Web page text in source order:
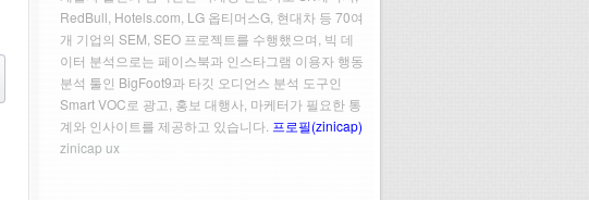
RedBull, Hotels.com, LG 옵티머스G, 현대차 등 70여
개 기업의 SEM, SEO 프로젝트를 수행했으며, 빅 데
이터 분석으로는 페이스북과 인스타그램 이용자 행동
분석 툴인 BigFoot9과 타깃 오디언스 분석 도구인
Smart VOC로 광고, 홍보 대행사, 마케터가 필요한 통
계와 인사이트를 제공하고 있습니다. 프로필(zinicap)
zinicap ux